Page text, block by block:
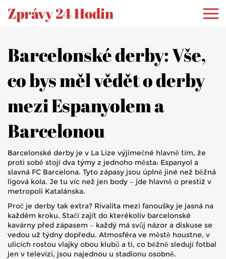
Zprávy 24 Hodin
Barcelonské derby: Vše,
co bys měl vědět o derby
mezi Espanyolem a
Barcelonou
Barcelonské derby je v La Lize výjimečné hlavně tím, že
proti sobě stojí dva týmy z jednoho města: Espanyol a
slavná FC Barcelona. Tyto zápasy jsou úplně jiné než běžná
ligová kola. Je tu víc než jen body – jde hlavně o prestiž v
metropoli Katalánska.
Proč je derby tak extra? Rivalita mezi fanoušky je jasná na
každém kroku. Stačí zajít do kterékoliv barcelonské
kavárny před zápasem – každý má svůj názor a diskuse se
vedou už týdny dopředu. Atmosféra ve městě houstne, v
ulicích rostou vlajky obou klubů a ti, co běžně sledují fotbal
jen v televizi, jsou najednou u stadionu osobně.